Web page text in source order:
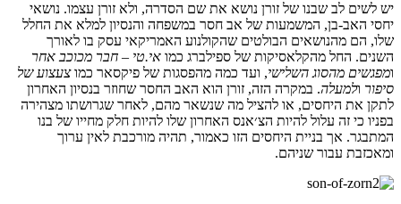
יש לשים לב שבנו של זורן נושא את שם הסדרה, ולא זורן עצמו. נושאי
יחסי האב-בן, המשמעות של אב חסר במשפחה והנסיון למלא את החלל
שלו, הם מהנושאים הבולטים שהקולנוע האמריקאי עסק בו לאורך
השנים. החל מהקלאסיקות של ספילברג כמו אי.טי – חבר מכוכב אחר
ומפגשים מהסוג השלישי, ועד כמה מהפסגות של פיקסאר כמוצעצוע של
סיפור ולמעלה. במקרה הזה, זורן הוא האב החסר שחוזר בנסיון האחרון
לתקן את היחסים, או להציל מה שנשאר מהם, לאחר שגרושתו מצהירה
בפניו כי זה עלול להיות הצ׳אנס האחרון שלו להיות חלק מחייו של בנו
המתבגר. אך בניית היחסים הזו כאמור, תהיה מורכבת לאין ערוך
ומאכזבת עבור שניהם.